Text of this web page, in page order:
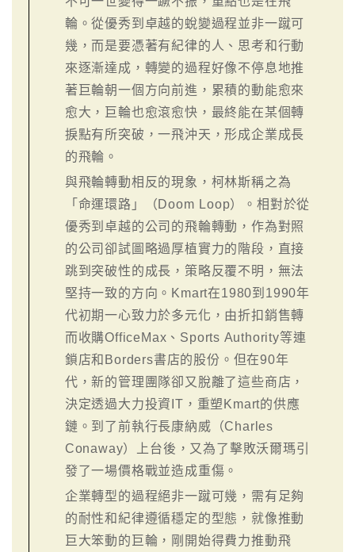
輪。從優秀到卓越的蛻變過程並非一蹴可
幾，而是要憑著有紀律的人、思考和行動
來逐漸達成，轉變的過程好像不停息地推
著巨輪朝一個方向前進，累積的動能愈來
愈大，巨輪也愈滾愈快，最終能在某個轉
捩點有所突破，一飛沖天，形成企業成長
的飛輪。
與飛輪轉動相反的現象，柯林斯稱之為
「命運環路」（Doom Loop）。相對於從
優秀到卓越的公司的飛輪轉動，作為對照
的公司卻試圖略過厚植實力的階段，直接
跳到突破性的成長，策略反覆不明，無法
堅持一致的方向。Kmart在1980到1990年
代初期一心致力於多元化，由折扣銷售轉
而收購OfficeMax、Sports Authority等連
鎖店和Borders書店的股份。但在90年
代，新的管理團隊卻又脫離了這些商店，
決定透過大力投資IT，重塑Kmart的供應
鏈。到了前執行長康納威（Charles
Conaway）上台後，又為了擊敗沃爾瑪引
發了一場價格戰並造成重傷。
企業轉型的過程絕非一蹴可幾，需有足夠
的耐性和紀律遵循穩定的型態，就像推動
巨大笨動的巨輪，剛開始得費力推動飛